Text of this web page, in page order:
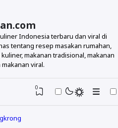
Indonesia terbaru dan viral di
tentang resep masakan rumahan,
makanan tradisional, makanan
viral.
0